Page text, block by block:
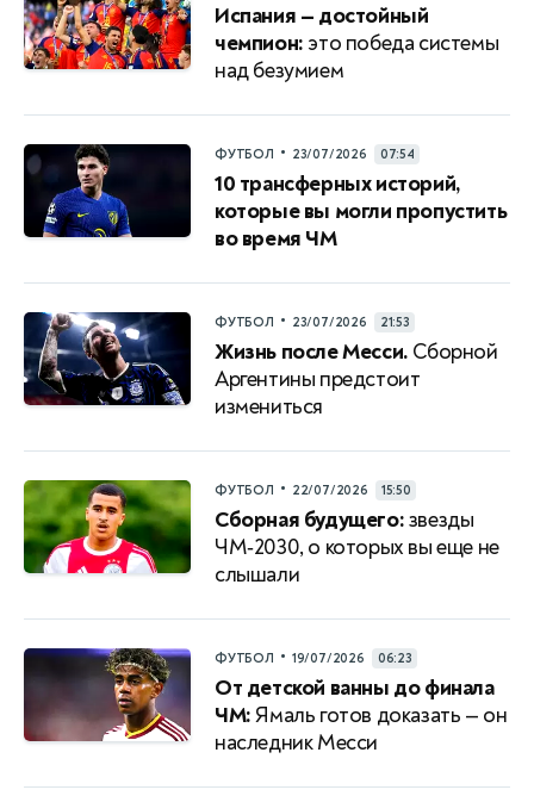
Испания — достойный
чемпион: это победа системы
над безумием
ФУТБОЛ • 23/07/2026 07:54
10 трансферных историй,
которые вы могли пропустить
во время ЧМ
ФУТБОЛ • 23/07/2026 21:53
Жизнь после Месси. Сборной
Аргентины предстоит
измениться
ФУТБОЛ • 22/07/2026 15:50
Сборная будущего:звезды
ЧМ‑2030, о которых вы еще не
слышали
ФУТБОЛ • 19/07/2026 06:23
От детской ванны до финала
ЧМ:Ямаль готов доказать — он
наследник Месси